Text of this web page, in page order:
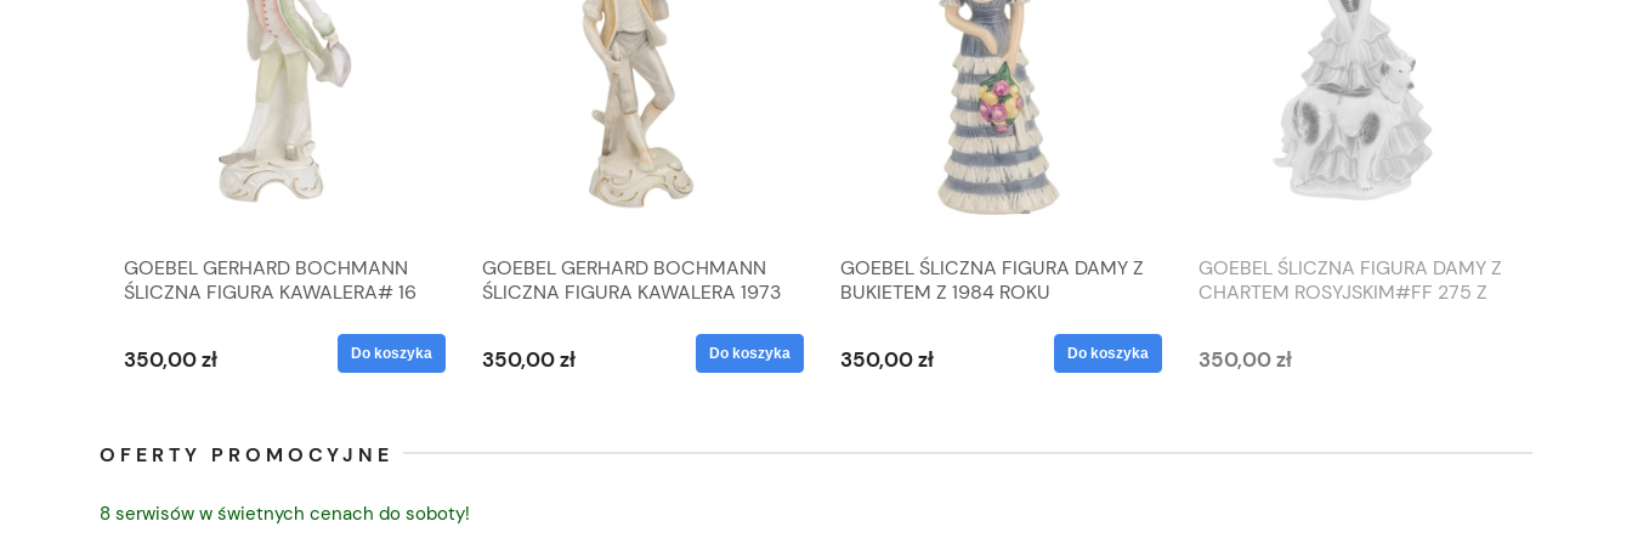
GOEBEL GERHARD BOCHMANN
ŚLICZNA FIGURA KAWALERA# 16
350,00 zł Do koszyka
GOEBEL GERHARD BOCHMANN
ŚLICZNA FIGURA KAWALERA 1973
350,00 zł Do koszyka
GOEBEL ŚLICZNA FIGURA DAMY Z
BUKIETEM Z 1984 ROKU
350,00 zł Do koszyka
GOEBEL ŚLICZNA FIGURA DAMY Z
CHARTEM ROSYJSKIM#FF 275 Z
350,00 zł
OFERTY PROMOCYJNE
8 serwisów w świetnych cenach do soboty!